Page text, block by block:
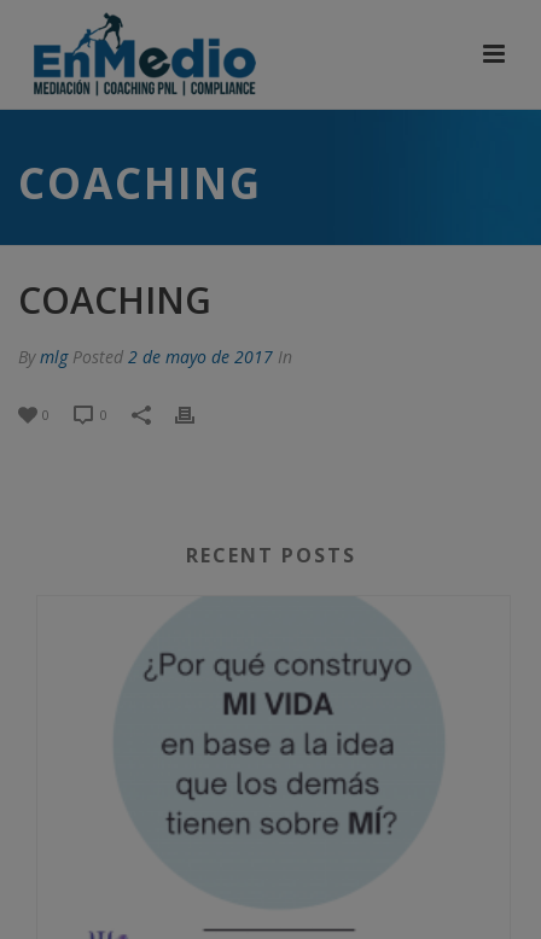
COACHING
COACHING
Bymlg Posted 2 de mayo de 2017 In
0 0
RECENT POSTS